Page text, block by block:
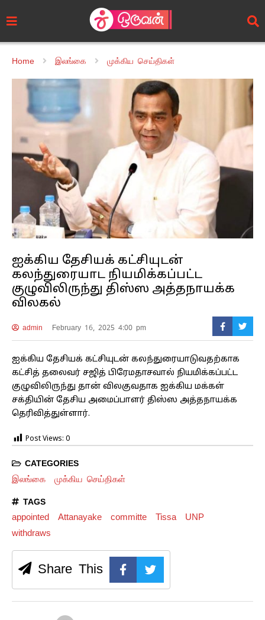
Home இலங்கை முக்கிய செய்திகள்
ஐக்கிய தேசியக் கட்சியுடன்
கலந்துரையாட நியமிக்கப்பட்ட
குழுவிலிருந்து திஸ்ஸ அத்தநாயக்க
விலகல்
admin February 16, 2025 4:00 pm
ஐக்கிய தேசியக் கட்சியுடன் கலந்துரையாடுவதற்காக
கட்சித் தலைவர் சஜித் பிரேமதாசவால் நியமிக்கப்பட்ட
குழுவிலிருந்து தான் விலகுவதாக ஐக்கிய மக்கள்
சக்தியின் தேசிய அமைப்பாளர் திஸ்ஸ அத்தநாயக்க
தெரிவித்துள்ளார்.
Post Views: 0
CATEGORIES
இலங்கை முக்கிய செய்திகள்
TAGS
appointed Attanayake committe Tissa
UNP
withdraws
Share This